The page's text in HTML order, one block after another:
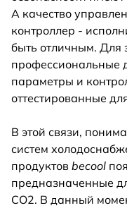
А качество
контроллер -
быть отличным. Для
профессиональные
параметры и
оттестированные
В этой связи,
систем
продуктов becool
предназначенные
CO2. В данный